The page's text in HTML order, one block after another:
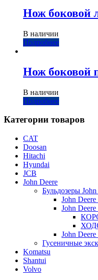
Нож боковой
В наличии
Подробнее
Нож боковой
В наличии
Подробнее
Категории товаров
CAT
Doosan
Hitachi
Hyundai
JCB
John Deere
Бульдозеры
John
John Deere
John Deere
Гусеничные
Komatsu
Shantui
Volvo